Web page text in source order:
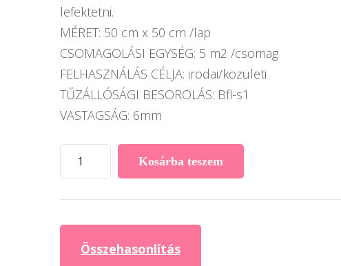
lefektetni.
MÉRET: 50 cm x 50 cm /lap
CSOMAGOLÁSI EGYSÉG: 5 m2 /csomag
FELHASZNÁLÁS CÉLJA: irodai/közületi
TŰZÁLLÓSÁGI BESOROLÁS: Bfl-s1
VASTAGSÁG: 6mm
Desso
Airmaster
modulszőnyeg
mennyiség
Kosárba teszem
Összehasonlítás